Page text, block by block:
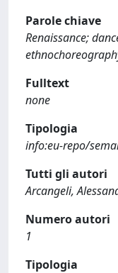
Parole chiave
Renaissance;
Fulltext
none
Tipologia
info:eu-repo/
Tutti gli autori
Arcangeli,
Numero autori
1
Tipologia